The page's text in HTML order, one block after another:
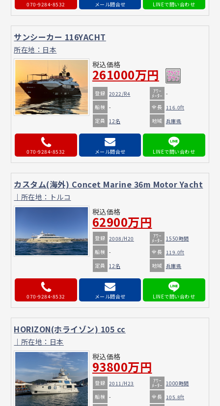
070-9284-8532 メール問合せ
サンシーカー 116YACHT
所在地：日本
税込価格
261000万円
登録 2022/R4 ｱﾜｰ
ﾒｰﾀｰ -
船検 - 全長 116.0ft
定員 12名 地域 兵庫県
070-9284-8532 メール問合せ
カスタム(海外) Concet Marine 36m Motor Yacht
｜所在地：トルコ
税込価格
62900万円
登録 2008/H20 ｱﾜｰ
ﾒｰﾀｰ 1550時間
船検 - 全長 119.0ft
定員 12名 地域 兵庫県
070-9284-8532 メール問合せ
HORIZON(ホライゾン) 105 cc
｜所在地：日本
税込価格
93800万円
登録 2011/H23 ｱﾜｰ
ﾒｰﾀｰ 1000時間
船検 - 全長 105.8ft